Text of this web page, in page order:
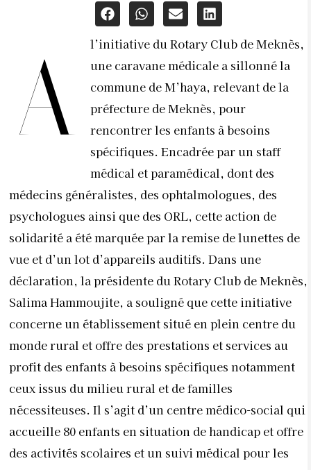
A
l’initiative du Rotary Club de Meknès,
une caravane médicale a sillonné la
commune de M’haya, relevant de la
préfecture de Meknès, pour
rencontrer les enfants à besoins
spécifiques. Encadrée par un staff
médical et paramédical, dont des
médecins généralistes, des ophtalmologues, des
psychologues ainsi que des ORL, cette action de
solidarité a été marquée par la remise de lunettes de
vue et d’un lot d’appareils auditifs. Dans une
déclaration, la présidente du Rotary Club de Meknès,
Salima Hammoujite, a souligné que cette initiative
concerne un établissement situé en plein centre du
monde rural et offre des prestations et services au
profit des enfants à besoins spécifiques notamment
ceux issus du milieu rural et de familles
nécessiteuses. Il s’agit d’un centre médico-social qui
accueille 80 enfants en situation de handicap et offre
des activités scolaires et un suivi médical pour les